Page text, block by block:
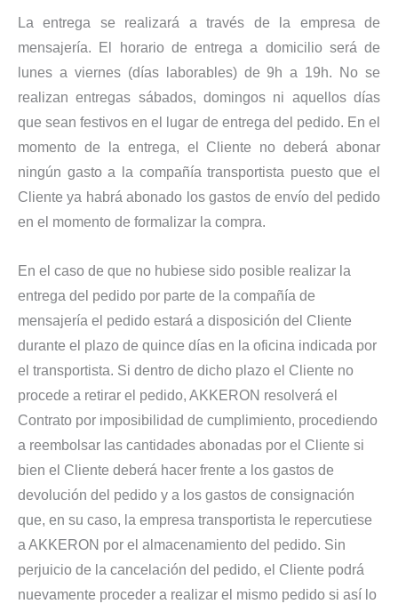
La entrega se realizará a través de la empresa de
mensajería. El horario de entrega a domicilio será de
lunes a viernes (días laborables) de 9h a 19h. No se
realizan entregas sábados, domingos ni aquellos días
que sean festivos en el lugar de entrega del pedido. En el
momento de la entrega, el Cliente no deberá abonar
ningún gasto a la compañía transportista puesto que el
Cliente ya habrá abonado los gastos de envío del pedido
en el momento de formalizar la compra.
En el caso de que no hubiese sido posible realizar la
entrega del pedido por parte de la compañía de
mensajería el pedido estará a disposición del Cliente
durante el plazo de quince días en la oficina indicada por
el transportista. Si dentro de dicho plazo el Cliente no
procede a retirar el pedido, AKKERON resolverá el
Contrato por imposibilidad de cumplimiento, procediendo
a reembolsar las cantidades abonadas por el Cliente si
bien el Cliente deberá hacer frente a los gastos de
devolución del pedido y a los gastos de consignación
que, en su caso, la empresa transportista le repercutiese
a AKKERON por el almacenamiento del pedido. Sin
perjuicio de la cancelación del pedido, el Cliente podrá
nuevamente proceder a realizar el mismo pedido si así lo